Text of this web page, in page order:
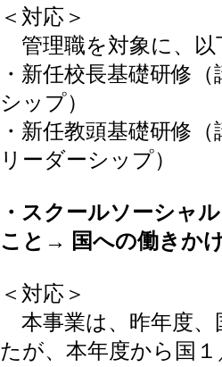
＜対応＞
管理職を対象に、以
・新任校長基礎研修
シップ）
・新任教頭基礎研修
リーダーシップ）
・スクールソーシャ
こと→ 国への働きか
＜対応＞
本事業は、昨年度、
たが、本年度から国